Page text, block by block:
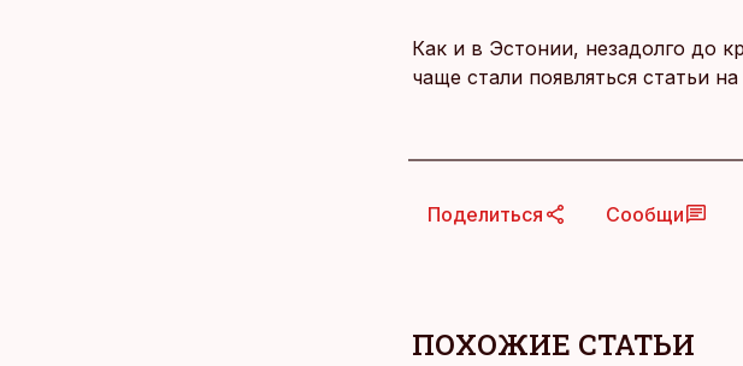
Как и в Эстонии, незадолго до
чаще стали появляться статьи
Поделиться Сообщи
ПОХОЖИЕ СТАТЬИ